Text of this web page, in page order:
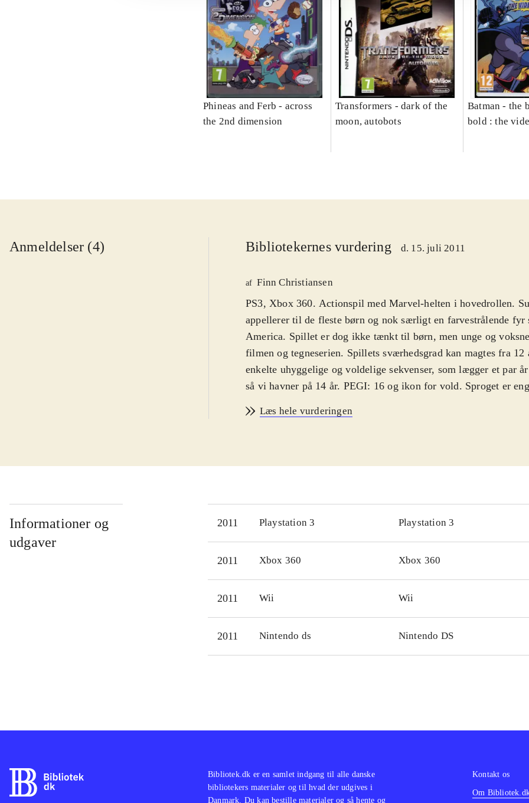
Phineas and Ferb - across
the 2nd dimension
Transformers - dark of the
moon, autobots
Batman - the
bold : the
Anmeldelser (4) Bibliotekernes vurdering d. 15. juli 2011
af Finn Christiansen
PS3, Xbox 360. Actionspil med Marvel-helten i hovedrollen.
appellerer til de fleste børn og nok særligt en farvestrålende fyr
America. Spillet er dog ikke tænkt til børn, men unge og
filmen og tegneserien. Spillets sværhedsgrad kan magtes fra 12
enkelte uhyggelige og voldelige sekvenser, som lægger et par
så vi havner på 14 år. PEGI: 16 og ikon for vold. Sproget er
nazityskland - i en noget fantasifyldt version af 2. verdenskrig.
nemlig et angreb på en nazibefæstet middelalderborg i de
supersoldater. Ærkefjenden Red Skull og andre fra Marvels
plads. Ud over den farvestrålende dragt, har Cap et skjold i det
Batman - Arkham Asylum har lignende gameplay - dog bedre
flottere grafik.
Alt i alt en blandet affære. Det er sjovt at kæmpe, især med
Læs hele vurderingen
Informationer og
udgaver
2011 Playstation 3 Playstation 3
2011 Xbox 360 Xbox 360
2011 Wii Wii
2011 Nintendo ds Nintendo DS
Bibliotek.dk er en samlet indgang til alle danske
bibliotekers materialer og til hvad der udgives i
Danmark. Du kan bestille materialer og så hente og
Kontakt os
Om